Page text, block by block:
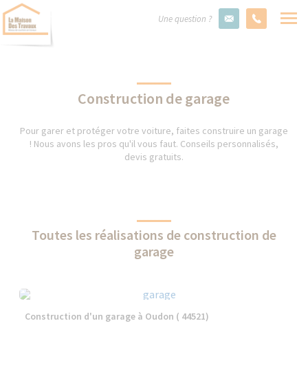
Une question ?
Construction de garage
Pour garer et protéger votre voiture, faites construire un garage
! Nous avons les pros qu'il vous faut. Conseils personnalisés,
devis gratuits.
Toutes les réalisations de construction de
garage
Construction d'un garage à Oudon ( 44521)